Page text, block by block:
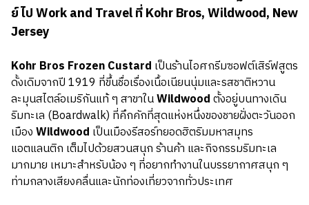
ย์ ไป Work and Travel ที่ Kohr Bros, Wildwood, New
Jersey
Kohr Bros Frozen Custard เป็นร้านไอศกรีมซอฟต์เสิร์ฟสูตร
ดั้งเดิมจากปี 1919 ที่ขึ้นชื่อเรื่องเนื้อเนียนนุ่มและรสชาติหวาน
ละมุนสไตล์อเมริกันแท้ ๆ สาขาในWildwoodตั้งอยู่บนทางเดิน
ริมทะเล (Boardwalk) ที่คึกคักที่สุดแห่งหนึ่งของชายฝั่งตะวันออก
เมืองWildwood เป็นเมืองรีสอร์ทยอดฮิตริมมหาสมุทร
แอตแลนติก เต็มไปด้วยสวนสนุก ร้านค้า และกิจกรรมริมทะเล
มากมาย เหมาะสำหรับน้อง ๆ ที่อยากทำงานในบรรยากาศสนุก ๆ
ท่ามกลางเสียงคลื่นและนักท่องเที่ยวจากทั่วประเทศ